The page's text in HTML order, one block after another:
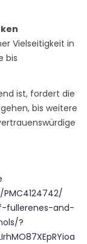
Vielseitigkeit in
bis
ist, fordert die
bis weitere
fullerenes-and-
?